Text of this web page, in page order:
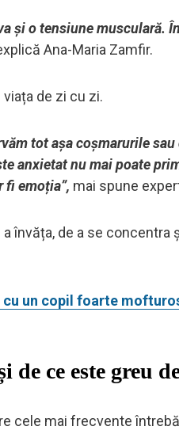
și o tensiune musculară.
Ana-Maria Zamfir.
de zi cu zi.
tot așa coșmarurile
anxietat nu mai poate
fi emoția”, mai spune
învăța, de a se
cu un copil foarte
de ce este greu
cele mai frecvente